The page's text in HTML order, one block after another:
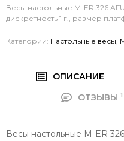
Весы настольные M-ER 326
дискретность 1 г., размер
Категории: Настольные весы,
ОПИСАНИЕ
ОТЗЫВЫ 1
Весы настольные M-ER